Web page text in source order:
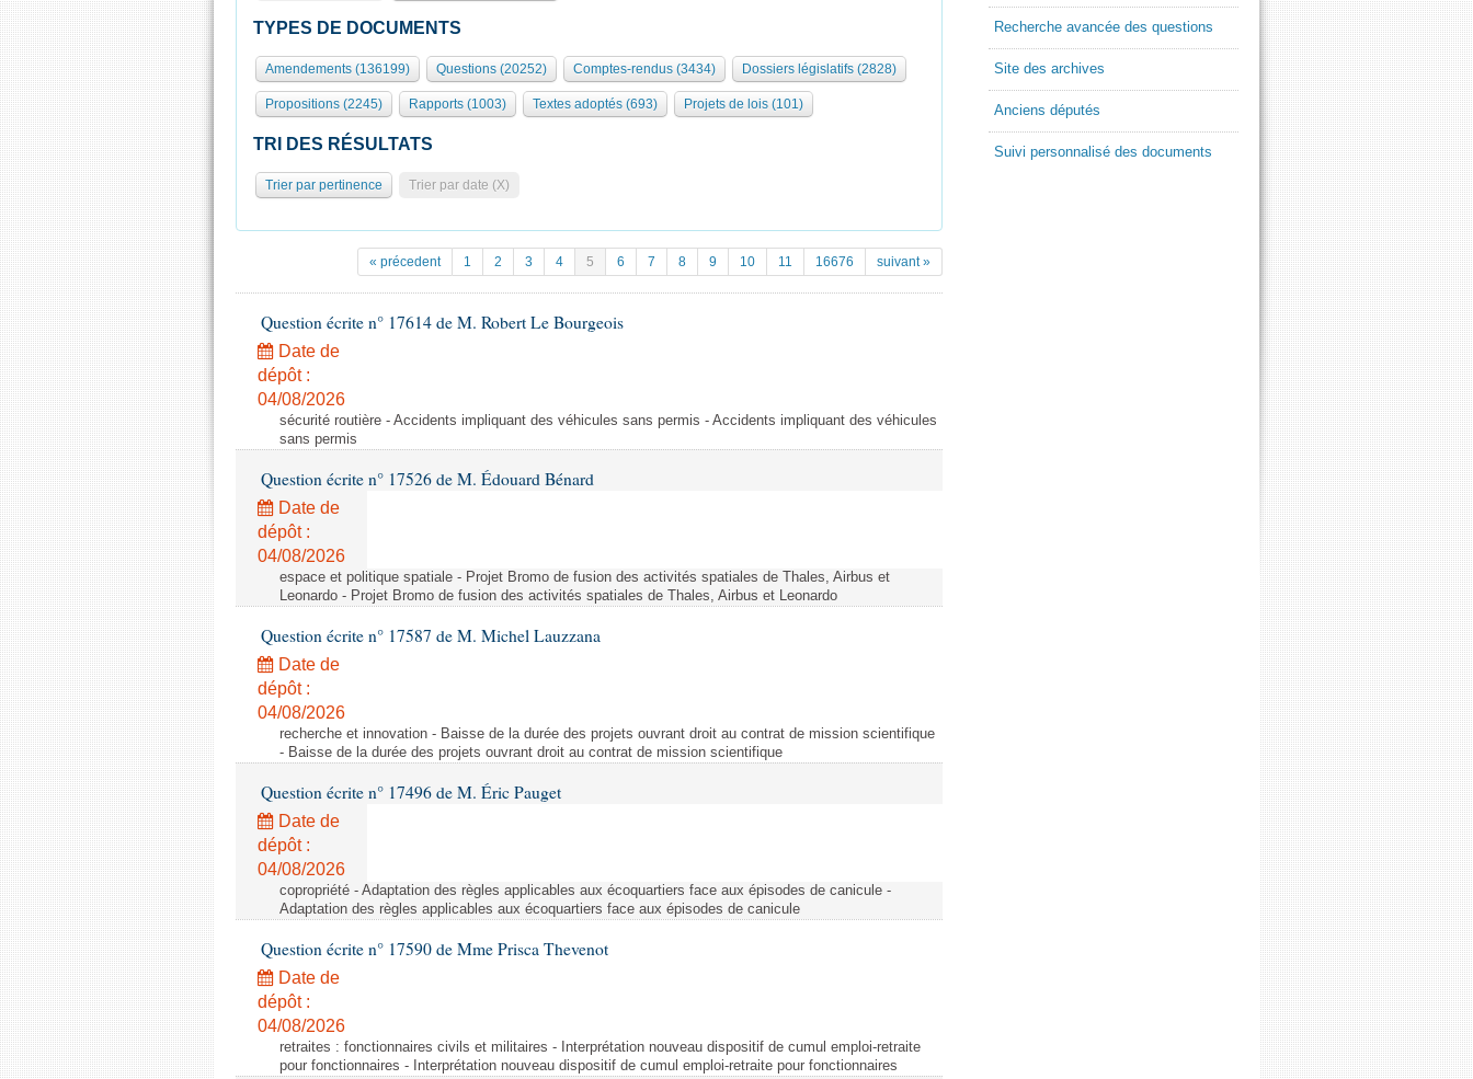
TYPES DE DOCUMENTS
Amendements (136199) Questions (20252) Comptes-rendus (3434) Dossiers législatifs (2828)
Propositions (2245) Rapports (1003) Textes adoptés (693) Projets de lois (101)
TRI DES RÉSULTATS
Trier par pertinence Trier par date (X)
« précedent 1 2 3 4 5 6 7 8 9 10 11 16676 suivant »
Question écrite n° 17614 de M. Robert Le Bourgeois
Date de
dépôt :
04/08/2026
sécurité routière - Accidents impliquant des véhicules sans permis - Accidents impliquant des véhicules
sans permis
Question écrite n° 17526 de M. Édouard Bénard
Date de
dépôt :
04/08/2026
espace et politique spatiale - Projet Bromo de fusion des activités spatiales de Thales, Airbus et
Leonardo - Projet Bromo de fusion des activités spatiales de Thales, Airbus et Leonardo
Question écrite n° 17587 de M. Michel Lauzzana
Date de
dépôt :
04/08/2026
recherche et innovation - Baisse de la durée des projets ouvrant droit au contrat de mission scientifique
- Baisse de la durée des projets ouvrant droit au contrat de mission scientifique
Question écrite n° 17496 de M. Éric Pauget
Date de
dépôt :
04/08/2026
copropriété - Adaptation des règles applicables aux écoquartiers face aux épisodes de canicule -
Adaptation des règles applicables aux écoquartiers face aux épisodes de canicule
Question écrite n° 17590 de Mme Prisca Thevenot
Date de
dépôt :
04/08/2026
retraites : fonctionnaires civils et militaires - Interprétation nouveau dispositif de cumul emploi-retraite
pour fonctionnaires - Interprétation nouveau dispositif de cumul emploi-retraite pour fonctionnaires
Recherche avancée des questions
Site des archives
Anciens députés
Suivi personnalisé des documents